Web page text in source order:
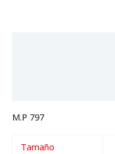
M.P 797
Tamaño